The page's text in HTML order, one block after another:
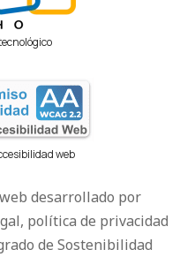
web
desarrollado por
política de privacidad
de Sostenibilidad